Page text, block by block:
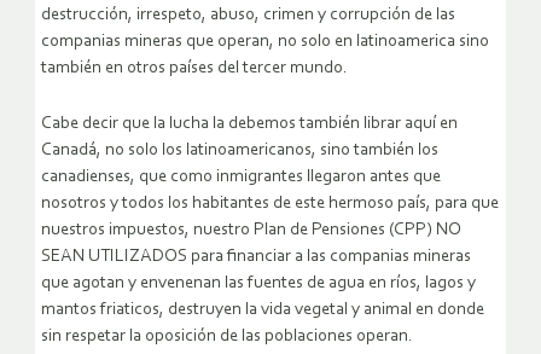
destrucción, irrespeto, abuso, crimen y corrupción de las
companias mineras que operan, no solo en latinoamerica sino
también en otros países del tercer mundo.
Cabe decir que la lucha la debemos también librar aquí en
Canadá, no solo los latinoamericanos, sino también los
canadienses, que como inmigrantes llegaron antes que
nosotros y todos los habitantes de este hermoso país, para que
nuestros impuestos, nuestro Plan de Pensiones (CPP) NO
SEAN UTILIZADOS para financiar a las companias mineras
que agotan y envenenan las fuentes de agua en ríos, lagos y
mantos friaticos, destruyen la vida vegetal y animal en donde
sin respetar la oposición de las poblaciones operan.